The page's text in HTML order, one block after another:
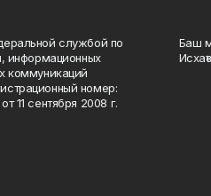
службой по
информационных
коммуникаций
номер:
11 сентября 2008 г.
Баш